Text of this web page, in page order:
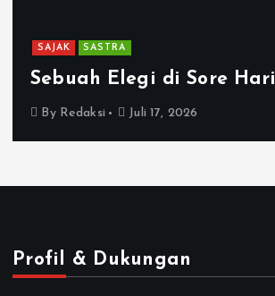
SAJAK SASTRA
Sebuah Elegi di Sore Hari
By Redaksi Juli 17, 2026
Profil & Dukungan